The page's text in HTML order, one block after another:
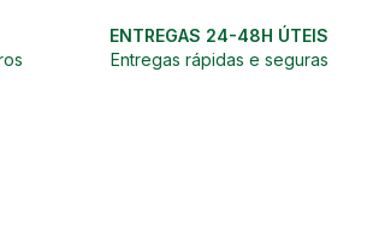
ENTREGAS 24-48H ÚTEIS
Entregas rápidas e seguras